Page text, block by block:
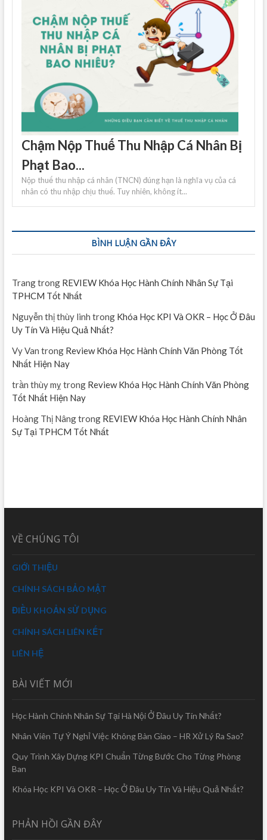
Chậm Nộp Thuế Thu Nhập Cá Nhân Bị
Phạt Bao...
Nộp thuế thu nhập cá nhân (TNCN) đúng hạn là nghĩa vụ của cá
nhân có thu nhập chịu thuế. Tuy nhiên, không ít...
BÌNH LUẬN GẦN ĐÂY
Trangtrong REVIEW Khóa Học Hành Chính Nhân Sự Tại
TPHCM Tốt Nhất
Nguyễn thị thùy linh trong Khóa Học KPI Và OKR – Học Ở Đâu
Uy Tín Và Hiệu Quả Nhất?
Vy Van trong Review Khóa Học Hành Chính Văn Phòng Tốt
Nhất Hiện Nay
trần thùy mỵ trong Review Khóa Học Hành Chính Văn Phòng
Tốt Nhất Hiện Nay
Hoàng Thị Nângtrong REVIEW Khóa Học Hành Chính Nhân
Sự Tại TPHCM Tốt Nhất
VỀ CHÚNG TÔI
GIỚI THIỆU
CHÍNH SÁCH BẢO MẬT
ĐIỀU KHOẢN SỬ DỤNG
CHÍNH SÁCH LIÊN KẾT
LIÊN HỆ
BÀI VIẾT MỚI
Học Hành Chính Nhân Sự Tại Hà Nội Ở Đâu Uy Tín Nhất?
Nhân Viên Tự Ý Nghỉ Việc Không Bàn Giao – HR Xử Lý Ra Sao?
Quy Trình Xây Dựng KPI Chuẩn Từng Bước Cho Từng Phòng
Ban
Khóa Học KPI Và OKR – Học Ở Đâu Uy Tín Và Hiệu Quả Nhất?
PHẢN HỒI GẦN ĐÂY